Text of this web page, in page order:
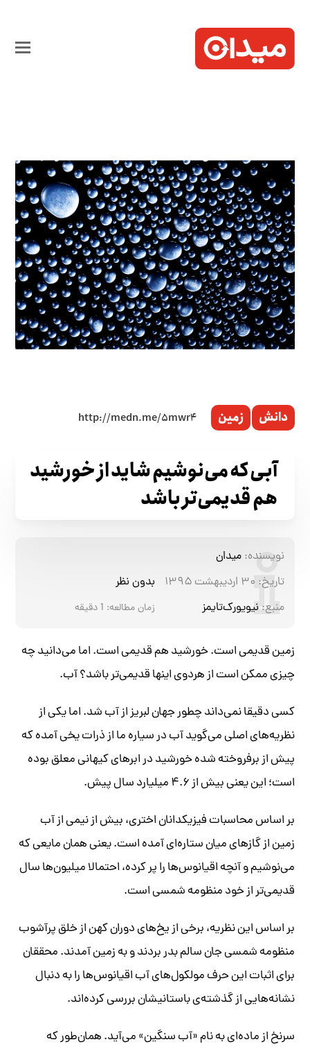
دانش زمین
آبی که می‌نوشیم شاید از خورشید
هم قدیمی‌تر باشد
نویسنده: میدان
تاریخ: ۳۰ اردیبهشت ۱۳۹۵
بدون نظر
منبع: نیویورک‌تایمز زمان مطالعه: 1دقیقه
زمین قدیمی است. خورشید هم قدیمی است. اما می‌دانید چه
چیزی ممکن است از هردوی اینها قدیمی‌تر باشد؟ آب.
کسی دقیقا نمی‌داند چطور جهان لبریز از آب شد. اما یکی از
نظریه‌های اصلی می‌گوید آب در سیاره‌ ما از ذرات یخی آمده که
پیش از برفروخته شده خورشید در ابرهای کیهانی معلق بوده
است؛ این یعنی بیش از ۴.۶ میلیارد سال پیش.
بر اساس محاسبات فیزیکدانان اختری، بیش از نیمی از آب
زمین از گازهای میان ستاره‌ای آمده است. یعنی همان مایعی که
می‌نوشیم و آنچه اقیانوس‌ها را پر کرده، احتمالا میلیون‌ها سال
قدیمی‌تر از خود منظومه شمسی است.
بر اساس این نظریه، برخی از یخ‌های دوران کهن از خلق پرآشوب
منظومه شمسی جان سالم بدر بردند و به زمین آمدند. محققان
برای اثبات این حرف مولکول‌های آب اقیانوس‌ها را به دنبال
نشانه‌هایی از گذشته‌ی باستانیشان بررسی کرده‌اند.
سرنخ از ماده‌ای به نام «آب سنگین» می‌آید. همان‌طور که